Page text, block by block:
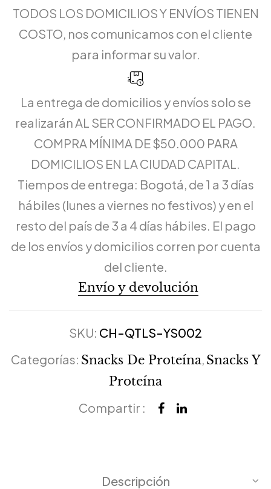
TODOS LOS DOMICILIOS Y ENVÍOS TIENEN
COSTO, nos comunicamos con el cliente
para informar su valor.
La entrega de domicilios y envíos solo se
realizarán AL SER CONFIRMADO EL PAGO.
COMPRA MÍNIMA DE $50.000 PARA
DOMICILIOS EN LA CIUDAD CAPITAL.
Tiempos de entrega: Bogotá, de 1 a 3 días
hábiles (lunes a viernes no festivos) y en el
resto del país de 3 a 4 días hábiles. El pago
de los envíos y domicilios corren por cuenta
del cliente.
Envío y devolución
SKU: CH-QTLS-YS002
Categorías: Snacks De Proteína Snacks Y
Proteína
Compartir :
Descripción